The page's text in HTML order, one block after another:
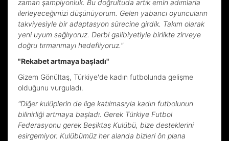
zaman şampiyonluk. Bu doğrultuda artık emin adımlarla
ilerleyeceğimizi düşünüyorum. Gelen yabancı oyuncuların
takviyesiyle bir adaptasyon sürecine girdik. Takım olarak
yeni uyum sağlıyoruz. Derbi galibiyetiyle birlikte zirveye
doğru tırmanmayı hedefliyoruz."
"Rekabet artmaya başladı"
Gizem Gönültaş, Türkiye'de kadın futbolunda gelişme
olduğunu vurguladı.
"Diğer kulüplerin de lige katılmasıyla kadın futbolunun
bilinirliği artmaya başladı. Gerek Türkiye Futbol
Federasyonu gerek Beşiktaş Kulübü, bize desteklerini
esirgemiyor. Kulübümüz her alanda bizleri ön plana